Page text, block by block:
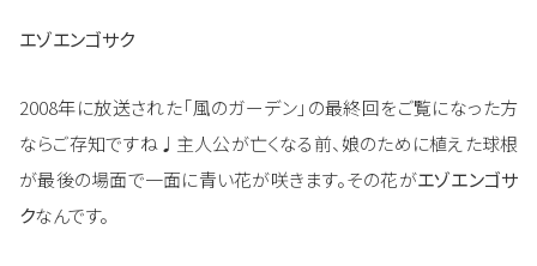
エゾエンゴサク
2008年に放送された「風のガーデン」の最終回をご覧になった方
ならご存知ですね♩主人公が亡くなる前、娘のために植えた球根
が最後の場面で一面に青い花が咲きます。その花がエゾエンゴサ
クなんです。